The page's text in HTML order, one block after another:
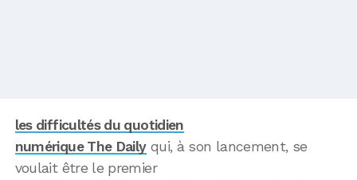
les difficultés du quotidien
numérique The Dailyqui, à son lancement, se
voulait être le premier